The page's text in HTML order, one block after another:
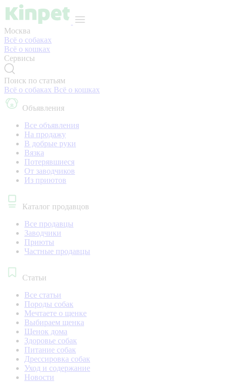
Москва
Всё о собаках
Всё о кошках
Сервисы
Поиск по статьям
Всё о собаках Всё о кошках
Объявления
Все объявления
На продажу
В добрые руки
Вязка
Потерявшиеся
От заводчиков
Из приютов
Каталог продавцов
Все продавцы
Заводчики
Приюты
Частные продавцы
Статьи
Все статьи
Породы собак
Мечтаете о щенке
Выбираем щенка
Щенок дома
Здоровье собак
Питание собак
Дрессировка собак
Уход и содержание
Новости